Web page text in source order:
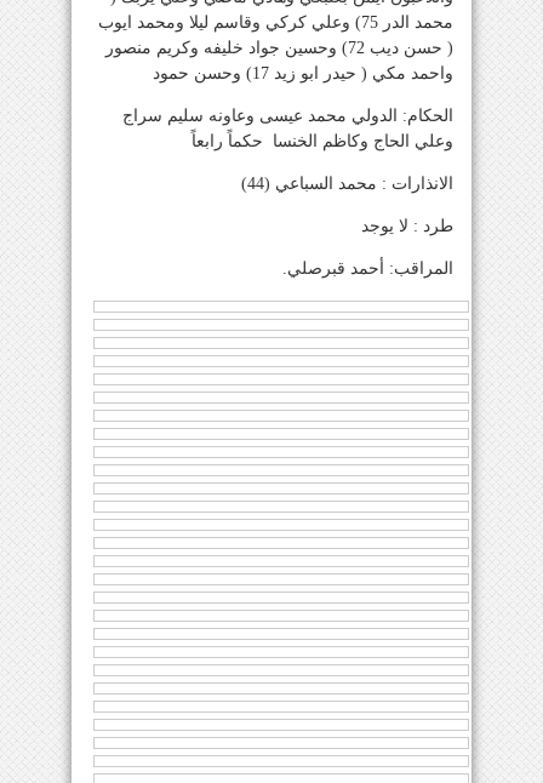
محمد الدر 75) وعلي كركي وقاسم ليلا ومحمد ايوب
( حسن ديب 72) وحسين جواد خليفه وكريم منصور
واحمد مكي ( حيدر ابو زيد 17) وحسن حمود
الحكام: الدولي محمد عيسى وعاونه سليم سراج
وعلي الحاج وكاظم الخنسا حكماً رابعاً
الانذارات : محمد السباعي (44)
طرد : لا يوجد
المراقب: أحمد قبرصلي.